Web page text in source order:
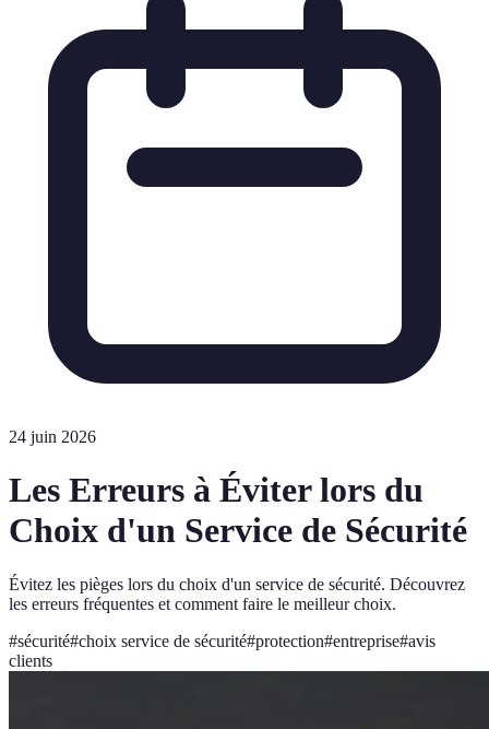
24 juin 2026
Les Erreurs à Éviter lors du
Choix d'un Service de Sécurité
Évitez les pièges lors du choix d'un service de sécurité. Découvrez
les erreurs fréquentes et comment faire le meilleur choix.
#sécurité#choix service de sécurité#protection#entreprise#avis
clients